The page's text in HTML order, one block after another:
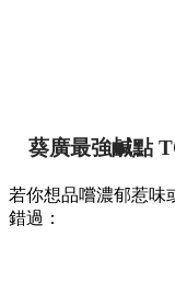
葵廣最強鹹點
若你想品嚐濃郁惹味
錯過：